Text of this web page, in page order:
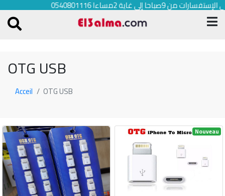
من 9صباحا إلى غاية 2مساءا 0540801116
OTG USB
Acceil OTG USB
Nouveau